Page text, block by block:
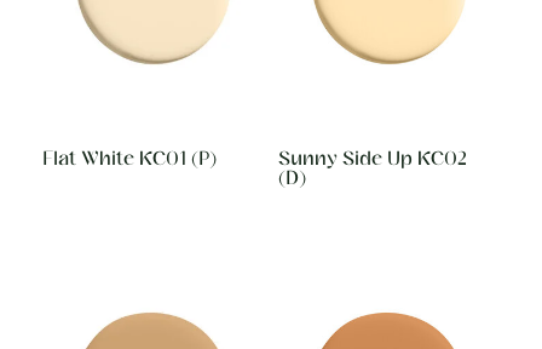
Flat White KC01 (P)
Sunny Side Up KC02
(D)